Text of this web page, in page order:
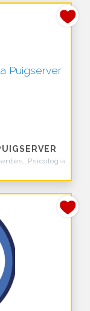
Psicología